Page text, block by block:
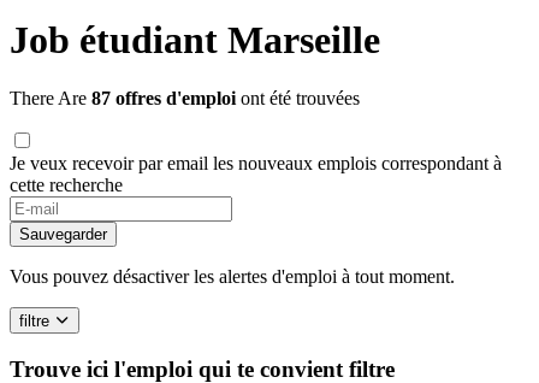
Job étudiant Marseille
There Are 87 offres d'emploi ont été trouvées
Je veux recevoir par email les nouveaux emplois correspondant à
cette recherche
If
you
are
a
human,
ignore
this
field
Sauvegarder
Vous pouvez désactiver les alertes d'emploi à tout moment.
filtre
Trouve ici l'emploi qui te convient filtre